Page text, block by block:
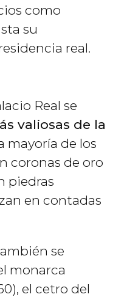
como
su
real.
Real se
valiosas de la
mayoría de los
coronas de oro
piedras
en contadas
se
monarca
el cetro del